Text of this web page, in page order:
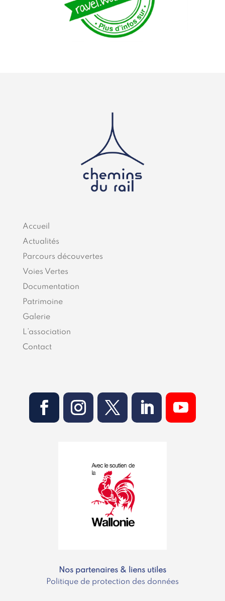
Accueil
Actualités
Parcours découvertes
Voies Vertes
Documentation
Patrimoine
Galerie
L’association
Contact
Nos partenaires & liens utiles
Politique de protection des données